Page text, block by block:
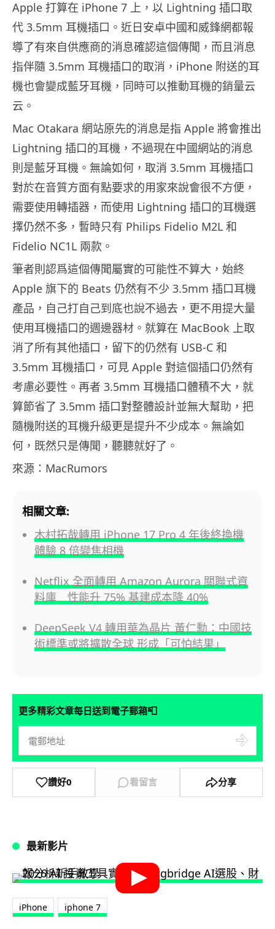
Apple 打算在 iPhone 7 上，以 Lightning 插口取
代 3.5mm 耳機插口。近日安卓中國和威鋒網都報
導了有來自供應商的消息確認這個傳聞，而且消息
指伴隨 3.5mm 耳機插口的取消，iPhone 附送的耳
機也會變成藍牙耳機，同時可以推動耳機的銷量云
云。
Mac Otakara 網站原先的消息是指 Apple 將會推出
Lightning 插口的耳機，不過現在中國網站的消息
則是藍牙耳機。無論如何，取消 3.5mm 耳機插口
對於在音質方面有點要求的用家來說會很不方便，
需要使用轉插器，而使用 Lightning 插口的耳機選
擇仍然不多，暫時只有 Philips Fidelio M2L 和
Fidelio NC1L 兩款。
筆者則認爲這個傳聞屬實的可能性不算大，始終
Apple 旗下的 Beats 仍然有不少 3.5mm 插口耳機
產品，自己打自己到底也說不過去，更不用提大量
使用耳機插口的週邊器材。就算在 MacBook 上取
消了所有其他插口，留下的仍然有 USB-C 和
3.5mm 耳機插口，可見 Apple 對這個插口仍然有
考慮必要性。再者 3.5mm 耳機插口體積不大，就
算節省了 3.5mm 插口對整體設計並無大幫助，把
隨機附送的耳機升級更是提升不少成本。無論如
何，既然只是傳聞，聽聽就好了。
來源：MacRumors
相關文章:
木村拓哉轉用 iPhone 17 Pro 4 年後終換機
體驗 8 倍變焦相機
Netflix 全面轉用 Amazon Aurora 關聯式資
料庫 性能升 75% 基建成本降 40%
DeepSeek V4 轉用華為晶片 黃仁勳：中國技
術標準或將擴散全球 形成「可怕結果」
更多精彩文章每日送到電子郵箱📮
讚好0 看留言 分享
最新影片
iPhone iphone 7